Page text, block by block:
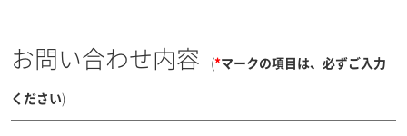
お問い合わせ内容 (*マークの項目は、必ずご入力
ください)